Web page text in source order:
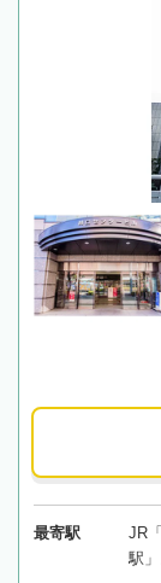
最寄駅
JR
駅